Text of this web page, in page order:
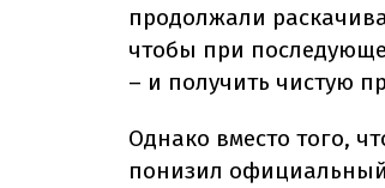
продолжали
чтобы при
– и получить чистую
Однако вместо того,
понизил официальный